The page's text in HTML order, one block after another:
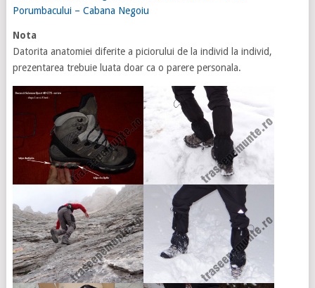
Porumbacului – Cabana Negoiu
Nota
Datorita anatomiei diferite a piciorului de la individ la individ,
prezentarea trebuie luata doar ca o parere personala.